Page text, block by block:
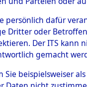
von
Toter aus
Ort ihrer
persönlich dafür
Dritter oder
Der ITS
gemacht
Sie beispielsweiser